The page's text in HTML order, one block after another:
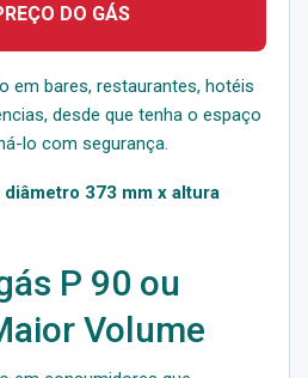
DO GÁS
em bares, restaurantes, hotéis
desde que tenha o espaço
lo com segurança.
diâmetro 373 mm x altura
P 90 ou
Volume